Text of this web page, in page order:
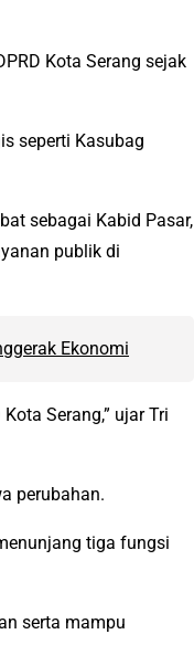
Kota Serang sejak
seperti Kasubag
sebagai Kabid Pasar,
publik di
Ekonomi
Serang,” ujar Tri
perubahan.
tiga fungsi
serta mampu